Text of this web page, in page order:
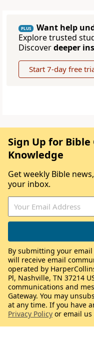
PLUS
Want help
Explore trusted
Discoverdeeper
Start 7-day free
Sign Up for
Knowledge
Get weekly Bible
your inbox.
By submitting your
will receive email
operated by
Pl, Nashville, TN 37214
communications and
Gateway. You may
at any time. If you have
Privacy Policy or email us